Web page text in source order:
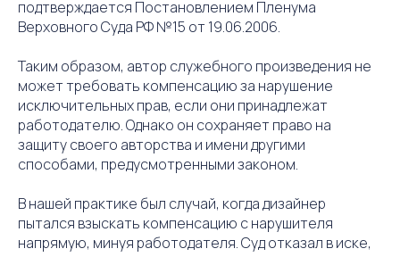
подтверждается Постановлением Пленума
Верховного Суда РФ №15 от 19.06.2006.
Таким образом, автор служебного произведения не
может требовать компенсацию за нарушение
исключительных прав, если они принадлежат
работодателю. Однако он сохраняет право на
защиту своего авторства и имени другими
способами, предусмотренными законом.
В нашей практике был случай, когда дизайнер
пытался взыскать компенсацию с нарушителя
напрямую, минуя работодателя. Суд отказал в иске,